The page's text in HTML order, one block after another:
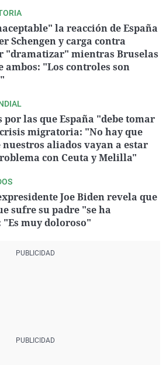
la reacción de España
Schengen y carga contra
"dramatizar" mientras Bruselas
ambos: "Los controles son
por las que España "debe tomar
migratoria: "No hay que
aliados vayan a estar
con Ceuta y Melilla"
Joe Biden revela que
sufre su padre "se ha
muy doloroso"